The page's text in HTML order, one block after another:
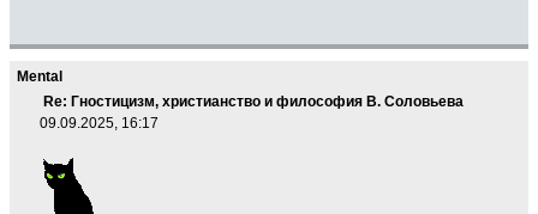
Mental
Re: Гностицизм, христианство и философия В. Соловьева
09.09.2025, 16:17